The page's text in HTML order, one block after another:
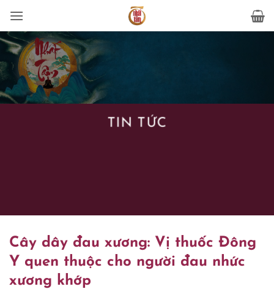
qua
nội
dung
TIN TỨC
Cây dây đau xương: Vị thuốc Đông
Y quen thuộc cho người đau nhức
xương khớp